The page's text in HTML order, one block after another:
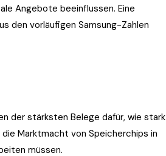
Angebote beeinflussen. Eine
den vorläufigen Samsung-Zahlen
der stärksten Belege dafür, wie stark
Marktmacht von Speicherchips in
müssen.